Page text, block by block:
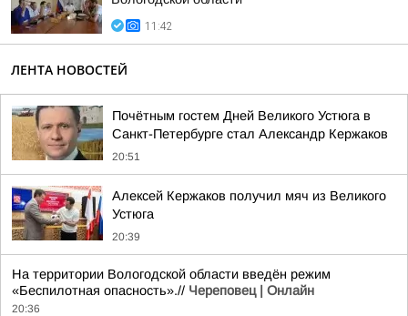
11:42
ЛЕНТА НОВОСТЕЙ
Почётным гостем Дней Великого Устюга в
Санкт-Петербурге стал Александр Кержаков
20:51
Алексей Кержаков получил мяч из Великого
Устюга
20:39
На территории Вологодской области введён режим
«Беспилотная опасность».// Череповец | Онлайн
20:36